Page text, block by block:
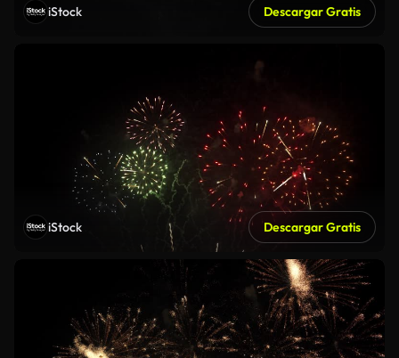
iStock Descargar Gratis
iStock Descargar Gratis